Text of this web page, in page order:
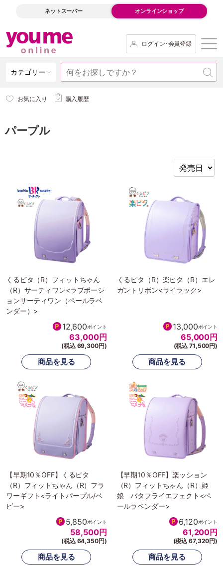
ネットスーパー オンラインショップ
ログイン･会員登録
カテゴリー
お気に入り 購入履歴
パープル
くるピタ（R）フィットちゃん
（R）サーティワン<ラブポーシ
ョンサーティワン（ペールラベ
ンダー）>
12,600ポイント
63,000円
(税込 69,300円)
くるピタ（R）楽ピタ（R）エレ
ガントリボン<ライラック>
13,000ポイント
65,000円
(税込 71,500円)
【早期10％OFF】くるピタ
（R）フィットちゃん（R）フラ
ワーギフト<ライトパープル/ベ
ビー>
5,850ポイント
58,500円
(税込 64,350円)
【早期10％OFF】楽ッション
（R）フィットちゃん（R）姫
娘 バタフライエフェクト<ペ
ールラベンダー>
6,120ポイント
61,200円
(税込 67,320円)